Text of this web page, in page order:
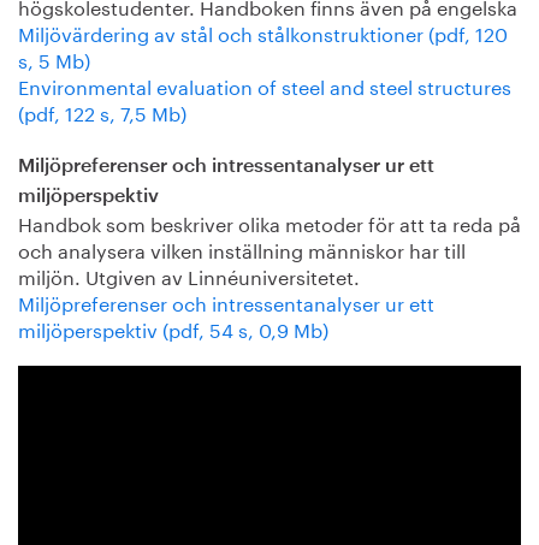
Miljövärdering av stål och stålkonstruktioner (pdf, 120
s, 5 Mb)
Environmental evaluation of steel and steel structures
(pdf, 122 s, 7,5 Mb)
Miljöpreferenser och intressentanalyser ur ett
miljöperspektiv
Handbok som beskriver olika metoder för att ta reda på
och analysera vilken inställning människor har till
miljön. Utgiven av Linnéuniversitetet.
Miljöpreferenser och intressentanalyser ur ett
miljöperspektiv (pdf, 54 s, 0,9 Mb)